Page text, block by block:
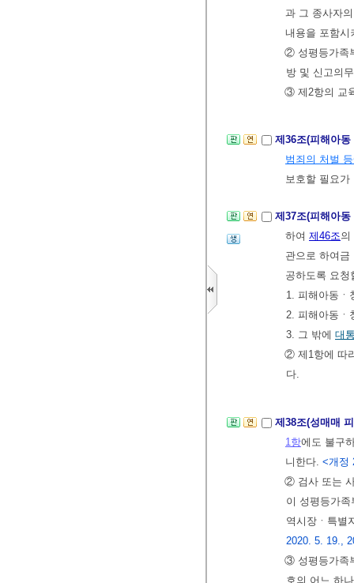
과 그 종사자
내용을 포함
② 성평등가족
방 및 신고의
③ 제2항의 교
제36조(피해아
범죄의 처벌
보호할 필요
제37조(피해아
하여 제46조의
관으로 하여금
공하도록 요청
1. 피해아동ㆍ
2. 피해아동ㆍ
3. 그 밖에 대
② 제1항에 따
다.
제38조(성매매
1항에도 불구
니한다. <개정
② 검사 또는
이 성평등가
역시장ㆍ특별
2020. 5. 19.,
③ 성평등가족
호의 어느 하